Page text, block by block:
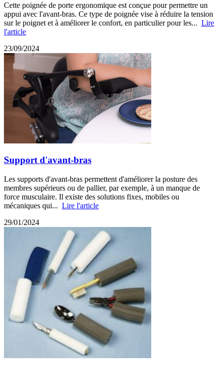
Cette poignée de porte ergonomique est conçue pour permettre un
appui avec l'avant-bras. Ce type de poignée vise à réduire la tension
sur le poignet et à améliorer le confort, en particulier pour les... Lire
l'article
23/09/2024
Support d'avant-bras
Les supports d'avant-bras permettent d'améliorer la posture des
membres supérieurs ou de pallier, par exemple, à un manque de
force musculaire. Il existe des solutions fixes, mobiles ou
mécaniques qui... Lire l'article
29/01/2024